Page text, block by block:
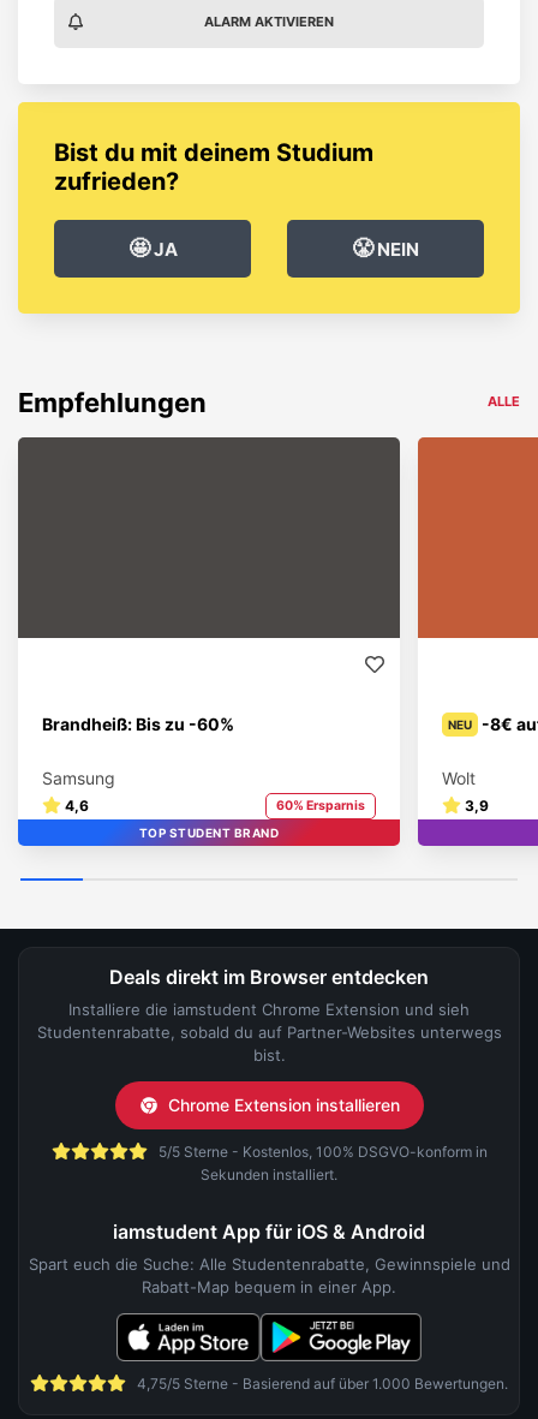
ALARM AKTIVIEREN
Bist du mit deinem Studium
zufrieden?
🤩JA 😤NEIN
Empfehlungen ALLE
Brandheiß: Bis zu -60%
Samsung
4,6 60% Ersparnis
TOP STUDENT BRAND
NEU -8€
Wolt
3,9
Deals direkt im Browser entdecken
Installiere die iamstudent Chrome Extension und sieh
Studentenrabatte, sobald du auf Partner-Websites unterwegs
bist.
Chrome Extension installieren
5/5 Sterne - Kostenlos, 100% DSGVO-konform in
Sekunden installiert.
iamstudent App für iOS & Android
Spart euch die Suche: Alle Studentenrabatte, Gewinnspiele und
Rabatt-Map bequem in einer App.
4,75/5 Sterne - Basierend auf über 1.000 Bewertungen.